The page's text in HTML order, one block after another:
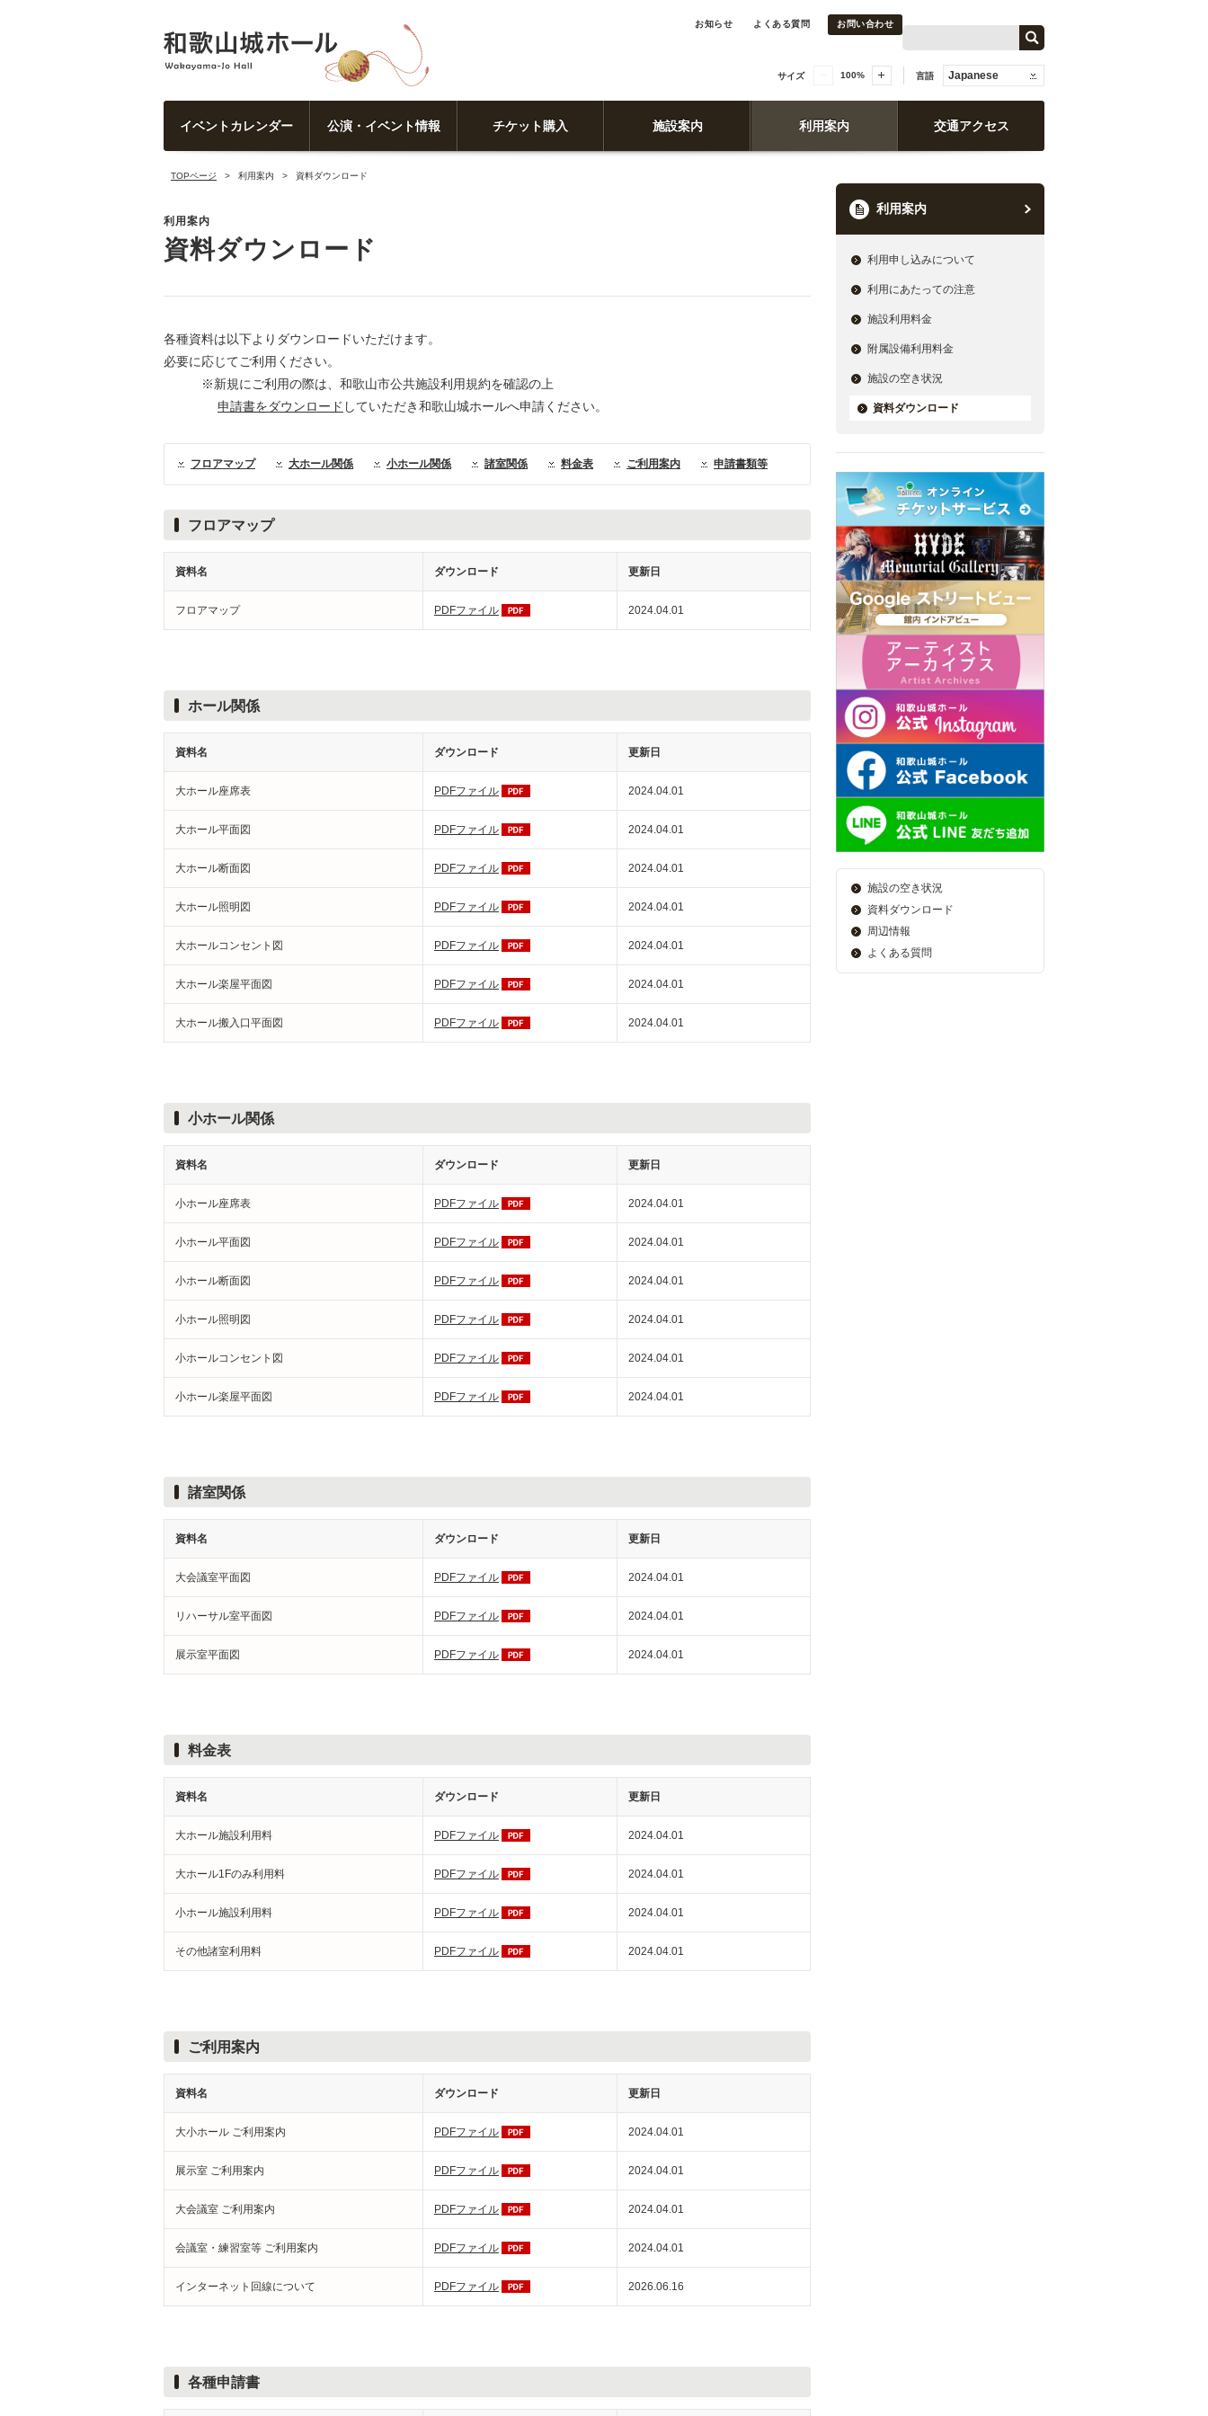
お知らせ よくある質問 お問い合わせ
サイズ 100% 言語 Japanese
イベントカレンダー 公演・イベント情報 チケット購入 施設案内 利用案内 交通アクセス
TOPページ 利用案内 資料ダウンロード
利用案内
資料ダウンロード
各種資料は以下よりダウンロードいただけます。
必要に応じてご利用ください。
※新規にご利用の際は、和歌山市公共施設利用規約を確認の上
申請書をダウンロード していただき和歌山城ホールへ申請ください。
フロアマップ 大ホール関係 小ホール関係 諸室関係 料金表 ご利用案内 申請書類等
フロアマップ
資料名 ダウンロード 更新日
フロアマップ PDFファイル 2024.04.01
ホール関係
資料名 ダウンロード 更新日
大ホール座席表 PDFファイル 2024.04.01
大ホール平面図 PDFファイル 2024.04.01
大ホール断面図 PDFファイル 2024.04.01
大ホール照明図 PDFファイル 2024.04.01
大ホールコンセント図 PDFファイル 2024.04.01
大ホール楽屋平面図 PDFファイル 2024.04.01
大ホール搬入口平面図 PDFファイル 2024.04.01
小ホール関係
資料名 ダウンロード 更新日
小ホール座席表 PDFファイル 2024.04.01
小ホール平面図 PDFファイル 2024.04.01
小ホール断面図 PDFファイル 2024.04.01
小ホール照明図 PDFファイル 2024.04.01
小ホールコンセント図 PDFファイル 2024.04.01
小ホール楽屋平面図 PDFファイル 2024.04.01
諸室関係
資料名 ダウンロード 更新日
大会議室平面図 PDFファイル 2024.04.01
リハーサル室平面図 PDFファイル 2024.04.01
展示室平面図 PDFファイル 2024.04.01
料金表
資料名 ダウンロード 更新日
大ホール施設利用料 PDFファイル 2024.04.01
大ホール1Fのみ利用料 PDFファイル 2024.04.01
小ホール施設利用料 PDFファイル 2024.04.01
その他諸室利用料 PDFファイル 2024.04.01
ご利用案内
資料名 ダウンロード 更新日
大小ホール ご利用案内 PDFファイル 2024.04.01
展示室 ご利用案内 PDFファイル 2024.04.01
大会議室 ご利用案内 PDFファイル 2024.04.01
会議室・練習室等 ご利用案内 PDFファイル 2024.04.01
インターネット回線について PDFファイル 2026.06.16
各種申請書
利用案内
利用申し込みについて
利用にあたっての注意
施設利用料金
附属設備利用料金
施設の空き状況
資料ダウンロード
施設の空き状況
資料ダウンロード
周辺情報
よくある質問